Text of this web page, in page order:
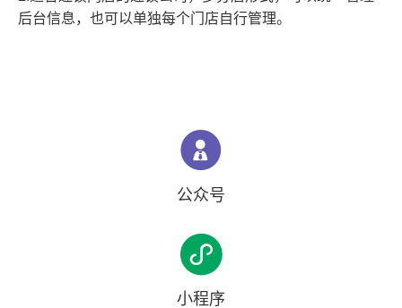
后台信息，也可以单独每个门店自行管理。

公众号

小程序